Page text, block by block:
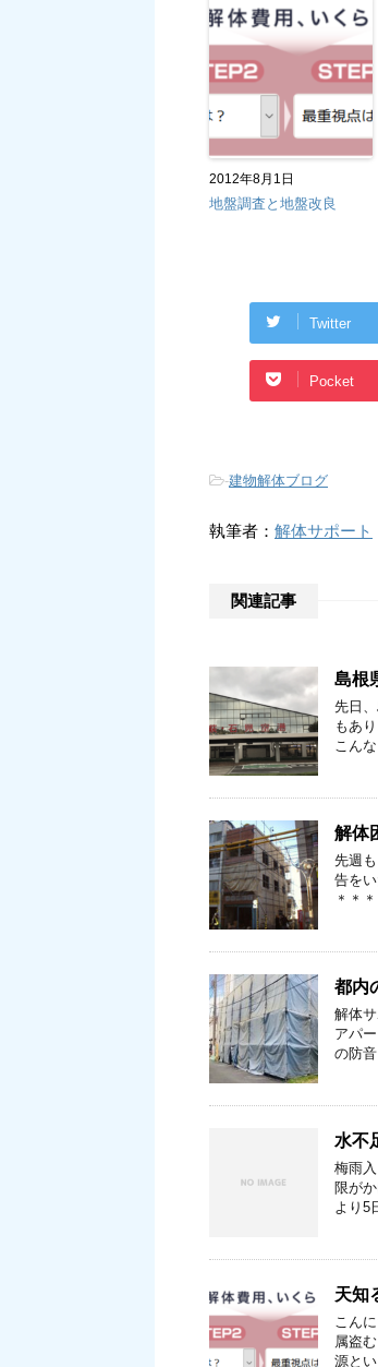
2012年8月1日
地盤調査と地盤改良
Twitter
Pocket
-建物解体ブログ
執筆者： 解体サポート
関連記事
島根
先日
もあ
こん
解体
先週
告を
＊＊
都内
解体
アパ
の防
水不
梅雨
限が
より5
天知
こん
属盗
源と